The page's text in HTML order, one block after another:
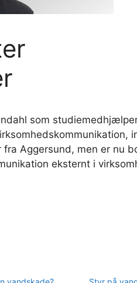
som
Aggersund, men er nu
eksternt i